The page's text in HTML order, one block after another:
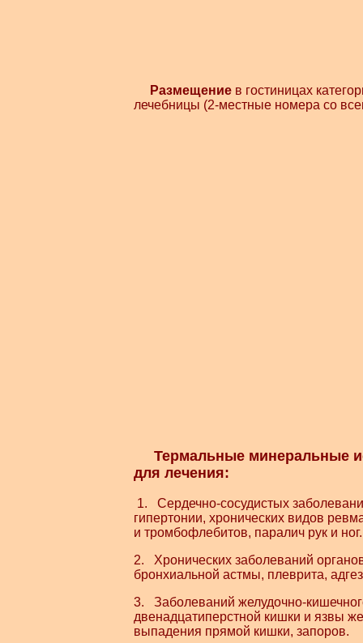
Размещение в гостиницах
лечебницы (2-местные номера со
Термальные минеральные
для лечения:
1. Сердечно-сосудистых
гипертонии, хронических видов
и тромбофлебитов, паралич рук и ног.
2. Хронических заболеваний
бронхиальной астмы, плеврита,
3. Заболеваний желудочно-
двенадцатиперстной кишки и язвы
выпадения прямой кишки, запоров.